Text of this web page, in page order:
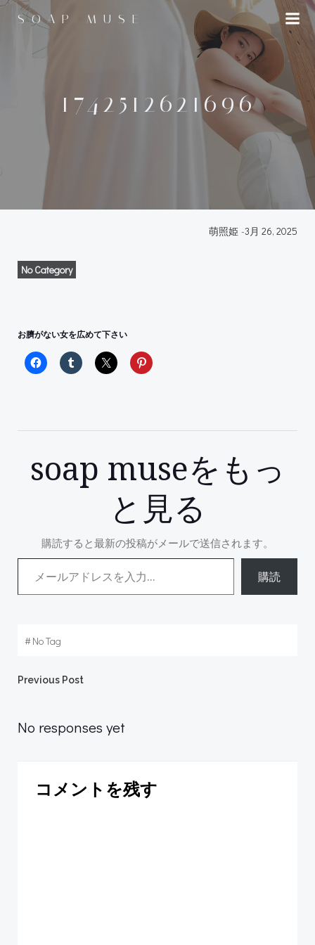
コ
へ
ス
SOAP MUSE
1742512621696
萌照姫 -3月 26, 2025
No Category
お臍がない女を広めて下さい
soap museをもっ
と見る
購読すると最新の投稿がメールで送信されます。
メールアドレスを入力...
購読
#No Tag
Post
navigation
Previous Post
No responses yet
コメントを残す